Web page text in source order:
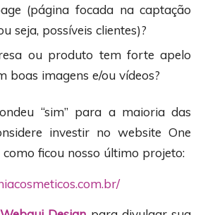
(página focada na captação
seja, possíveis clientes)?
ou produto tem forte apelo
boas imagens e/ou vídeos?
“sim” para a maioria das
investir no website One
como ficou nosso último projeto: